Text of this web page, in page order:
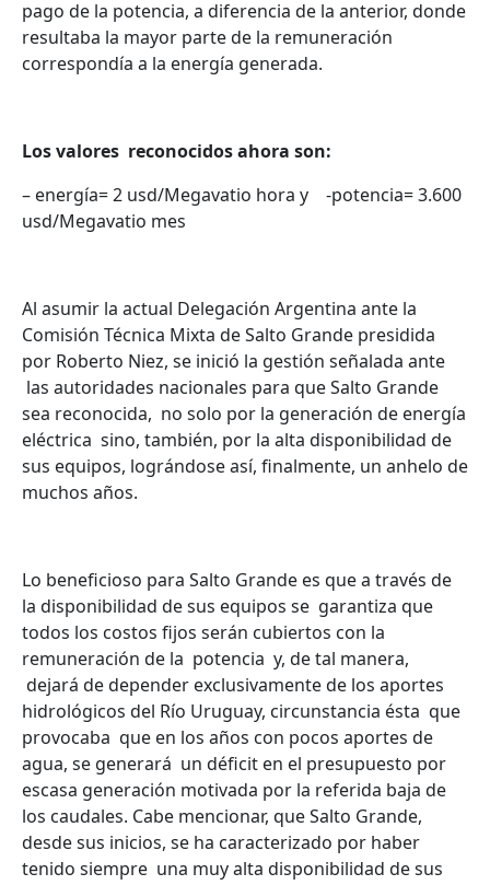
pago de la potencia, a diferencia de la anterior, donde
resultaba la mayor parte de la remuneración
correspondía a la energía generada.
Los valores reconocidos ahora son:
– energía= 2 usd/Megavatio hora y -potencia= 3.600
usd/Megavatio mes
Al asumir la actual Delegación Argentina ante la
Comisión Técnica Mixta de Salto Grande presidida
por Roberto Niez, se inició la gestión señalada ante
las autoridades nacionales para que Salto Grande
sea reconocida, no solo por la generación de energía
eléctrica sino, también, por la alta disponibilidad de
sus equipos, lográndose así, finalmente, un anhelo de
muchos años.
Lo beneficioso para Salto Grande es que a través de
la disponibilidad de sus equipos se garantiza que
todos los costos fijos serán cubiertos con la
remuneración de la potencia y, de tal manera,
dejará de depender exclusivamente de los aportes
hidrológicos del Río Uruguay, circunstancia ésta que
provocaba que en los años con pocos aportes de
agua, se generará un déficit en el presupuesto por
escasa generación motivada por la referida baja de
los caudales. Cabe mencionar, que Salto Grande,
desde sus inicios, se ha caracterizado por haber
tenido siempre una muy alta disponibilidad de sus